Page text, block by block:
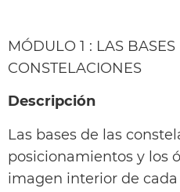
MÓDULO 1 : LAS
CONSTELACIONES
Descripción
Las bases de las
posicionamientos y los
imagen interior de